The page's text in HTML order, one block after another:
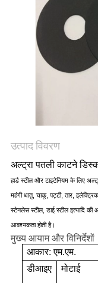
साइटमैप
उत्पाद विवरण
अल्ट्रा पतली काटने
हार्ड स्टील और टाइटेनियम के लिए
महंगी धातु, चाकू, पट्टी, तार,
स्टेनलेस स्टील, डाई स्टील इत्यादि
आवश्यकता होती है।
मुख्य आयाम और विनिर्देशों
आकार: एम.एम.
डीआइए
मोटाई